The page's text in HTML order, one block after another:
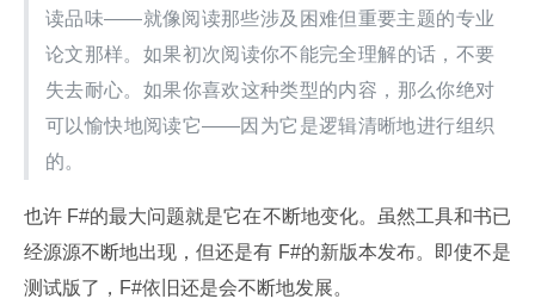
读品味——就像阅读那些涉及困难但重要主题的专业
论文那样。如果初次阅读你不能完全理解的话，不要
失去耐心。如果你喜欢这种类型的内容，那么你绝对
可以愉快地阅读它——因为它是逻辑清晰地进行组织
的。
也许 F#的最大问题就是它在不断地变化。虽然工具和书已
经源源不断地出现，但还是有 F#的新版本发布。即使不是
测试版了，F#依旧还是会不断地发展。